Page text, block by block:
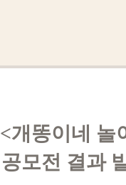
<개똥이네 놀
공모전 결과